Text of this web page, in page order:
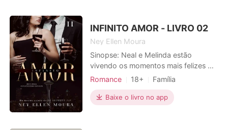
que me obriga a viver em su
INFINITO AMOR - LIVRO 02
Ney Ellen Moura
Sinopse: Neal e Melinda estão
vivendo os momentos mais felizes de
suas vidas. Casamento, filhos a
conforme sonharam. Tudo está
dando certo. Porém os perigos, ainda
Romance 18+
Família
Primeiro amor
CEO
Encantador
Encantadora
Baixe o livro no app